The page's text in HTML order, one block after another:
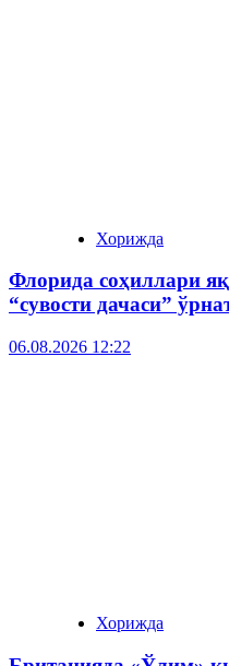
Хорижда
Флорида соҳиллари
“сувости дачаси”
06.08.2026 12:22
Хорижда